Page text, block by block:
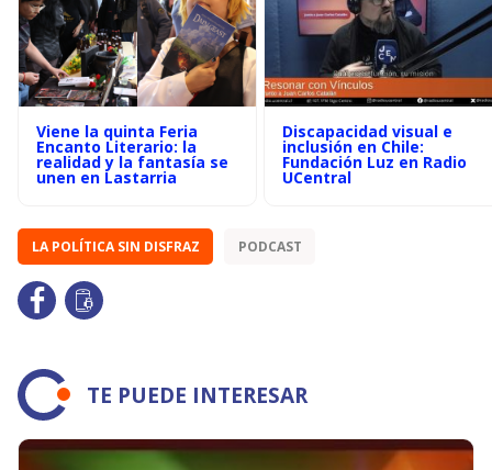
Viene la quinta Feria
Encanto Literario: la
realidad y la fantasía se
unen en Lastarria
Discapacidad visual e
inclusión en Chile:
Fundación Luz en Radio
UCentral
LA POLÍTICA SIN DISFRAZ PODCAST
TE PUEDE INTERESAR